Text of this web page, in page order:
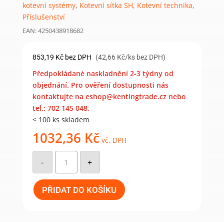
kotevní systémy, Kotevní sítka SH, Kotevní technika,
Příslušenství
EAN: 4250438918682
853,19 Kč bez DPH (42,66 Kč/ks bez DPH)
Předpokládané naskladnění 2-3 týdny od
objednání. Pro ověření dostupnosti nás
kontaktujte na eshop@kentingtrade.cz nebo
tel.: 702 145 048.
< 100 ks skladem
1032,36 Kč vč. DPH
-
Plastové
kotevní
sítko
SH
20-
200
(20
ks)
+
PŘIDAT DO KOŠÍKU